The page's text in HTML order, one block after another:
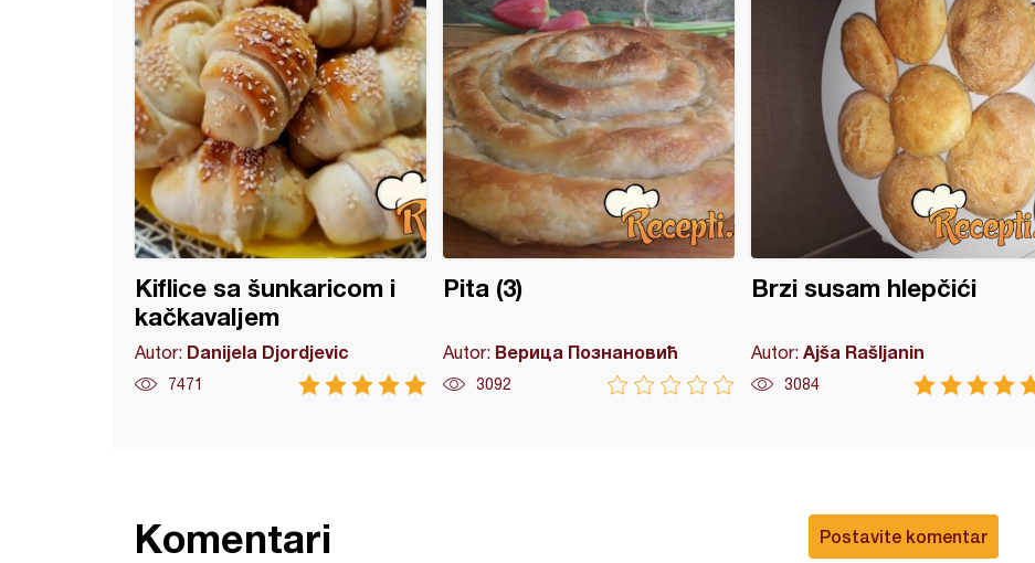
Kiflice sa šunkaricom i
kačkavaljem
Autor: Danijela Djordjevic
7471
Pita (3)
Autor: Верица Познановић
3092
Brzi susam hlepčići
Autor: Ajša Rašljanin
3084
Postavite komentar
Komentari